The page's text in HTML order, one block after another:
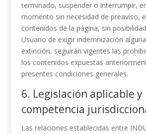
terminado, suspender o interrumpir,
momento sin necesidad de preaviso,
contenidos de la página, sin
Usuario de exigir indemnización
extinción, seguirán vigentes las
los contenidos expuestas
presentes condiciones generales.
6. Legislación aplicable y
competencia
Las relaciones establecidas entre